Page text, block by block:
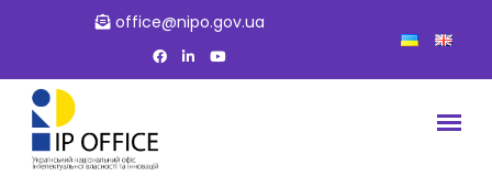
office@nipo.gov.ua